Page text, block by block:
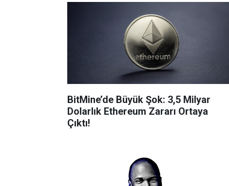
BitMine’de Büyük Şok: 3,5 Milyar
Dolarlık Ethereum Zararı Ortaya
Çıktı!